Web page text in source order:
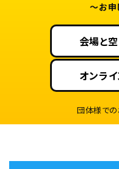
〜お申
会場と
オンラ
団体様で